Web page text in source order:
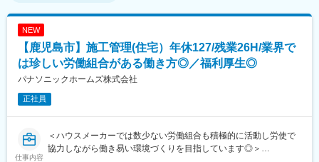
NEW
【鹿児島市】施工管理(住宅）年休127/残業26H/業界で
は珍しい労働組合がある働き方◎／福利厚生◎
パナソニックホームズ株式会社
正社員
仕事内容
＜ハウスメーカーでは数少ない労働組合も積極的に活動し労使で
協力しながら働き易い環境づくりを目指しています◎＞